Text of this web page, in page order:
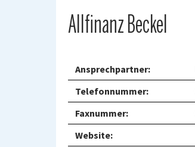
Allfinanz Beckel
Ansprechpartner:
Telefonnummer:
Faxnummer:
Website: